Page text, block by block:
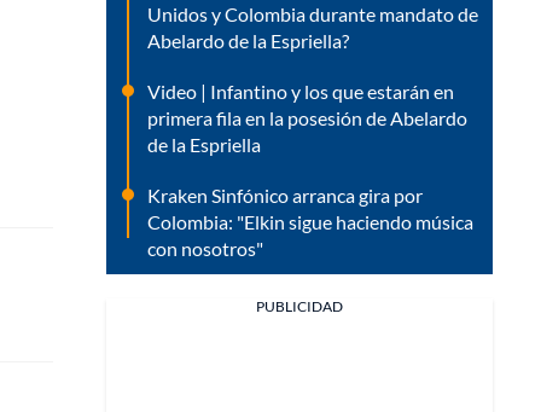
Unidos y Colombia durante mandato de
Abelardo de la Espriella?
Video | Infantino y los que estarán en
primera fila en la posesión de Abelardo
de la Espriella
Kraken Sinfónico arranca gira por
Colombia: "Elkin sigue haciendo música
con nosotros"
PUBLICIDAD